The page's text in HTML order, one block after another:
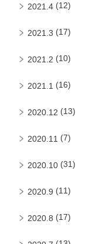
2021.4 (12)
2021.3 (17)
2021.2 (10)
2021.1 (16)
2020.12 (13)
2020.11 (7)
2020.10 (31)
2020.9 (11)
2020.8 (17)